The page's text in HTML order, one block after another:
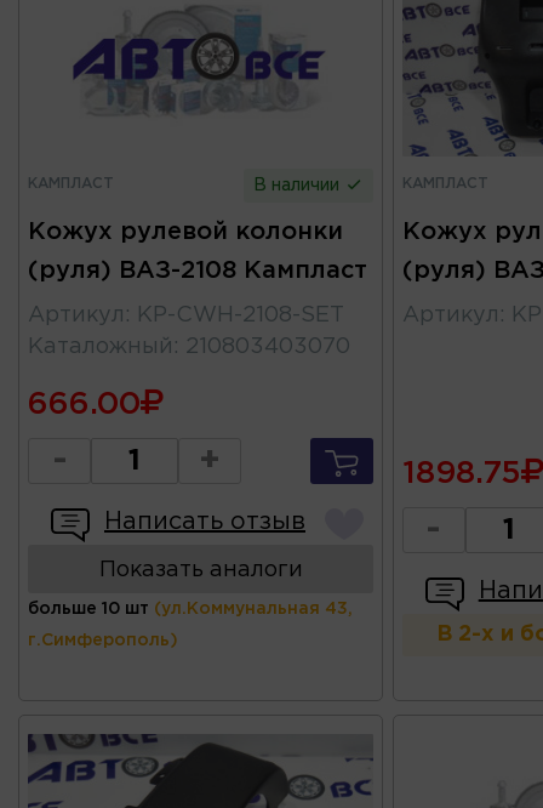
КАМПЛАСТ В наличии
Кожух рулевой колонки
(руля) ВАЗ-2108 Кампласт
Артикул :
KP-CWH-2108-SET
Каталожный : 210803403070
666.00
- +
Написать отзыв
Показать аналоги
больше 10 шт (ул.Коммунальная 43,
г.Симферополь)
КАМПЛАСТ
Кожух
(руля)
Артикул :
1898.75
-
В 2-х и